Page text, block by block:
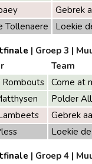
Gebrek
Tollenaere Loekie
| Groep 3 |
Team
Come at
Polder
Gebrek
Loekie
| Groep 4|